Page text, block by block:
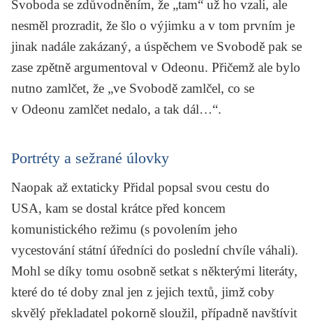
Svoboda se zdůvodněním, že „tam“ už ho vzali, ale
nesměl prozradit, že šlo o výjimku a v tom prvním je
jinak nadále zakázaný, a úspěchem ve Svobodě pak se
zase zpětně argumentoval v Odeonu. Přičemž ale bylo
nutno zamlčet, že „ve Svobodě zamlčel, co se
v Odeonu zamlčet nedalo, a tak dál…“.
Portréty a sežrané úlovky
Naopak až extaticky Přidal popsal svou cestu do
USA, kam se dostal krátce před koncem
komunistického režimu (s povolením jeho
vycestování státní úředníci do poslední chvíle váhali).
Mohl se díky tomu osobně setkat s některými literáty,
které do té doby znal jen z jejich textů, jimž coby
skvělý překladatel pokorně sloužil, případně navštívit